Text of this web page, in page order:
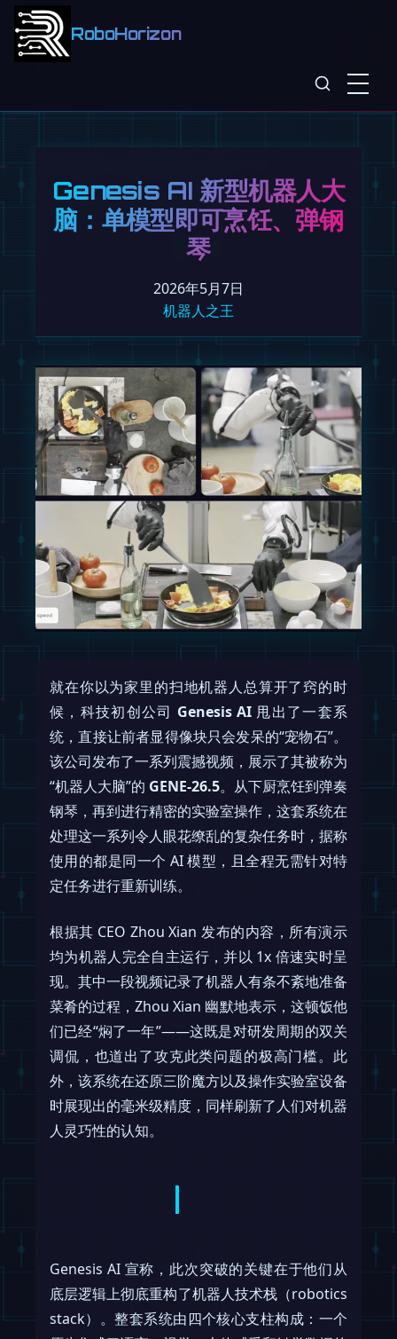
RoboHorizon
Genesis AI 新型机器人大
脑：单模型即可烹饪、弹钢
琴
2026年5月7日
机器人之王
就在你以为家里的扫地机器人总算开了窍的时
候，科技初创公司 Genesis AI 甩出了一套系
统，直接让前者显得像块只会发呆的“宠物石”。
该公司发布了一系列震撼视频，展示了其被称为
“机器人大脑”的 GENE-26.5。从下厨烹饪到弹奏
钢琴，再到进行精密的实验室操作，这套系统在
处理这一系列令人眼花缭乱的复杂任务时，据称
使用的都是同一个 AI 模型，且全程无需针对特
定任务进行重新训练。
根据其 CEO Zhou Xian 发布的内容，所有演示
均为机器人完全自主运行，并以 1x 倍速实时呈
现。其中一段视频记录了机器人有条不紊地准备
菜肴的过程，Zhou Xian 幽默地表示，这顿饭他
们已经“焖了一年”——这既是对研发周期的双关
调侃，也道出了攻克此类问题的极高门槛。此
外，该系统在还原三阶魔方以及操作实验室设备
时展现出的毫米级精度，同样刷新了人们对机器
人灵巧性的认知。
Genesis AI 宣称，此次突破的关键在于他们从
底层逻辑上彻底重构了机器人技术栈（robotics
stack）。整套系统由四个核心支柱构成：一个